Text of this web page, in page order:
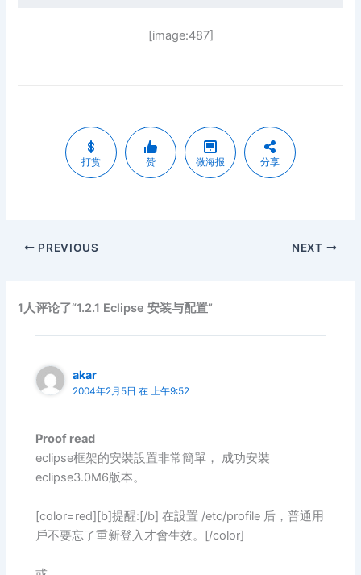
[image:487]
打赏 赞 微海报 分享
PREVIOUS NEXT
1人评论了“1.2.1 Eclipse 安装与配置”
akar
2004年2月5日 在 上午9:52
Proof read
eclipse框架的安裝設置非常簡單， 成功安裝
eclipse3.0M6版本。
[color=red][b]提醒:[/b] 在設置 /etc/profile 后，普通用
戶不要忘了重新登入才會生效。[/color]